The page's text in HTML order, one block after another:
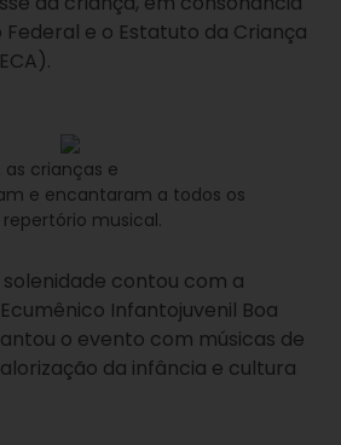
e o Estatuto da Criança
crianças e
e encantaram a todos os
musical.
contou com a
Infantojuvenil Boa
o evento com músicas de
da infância e cultura